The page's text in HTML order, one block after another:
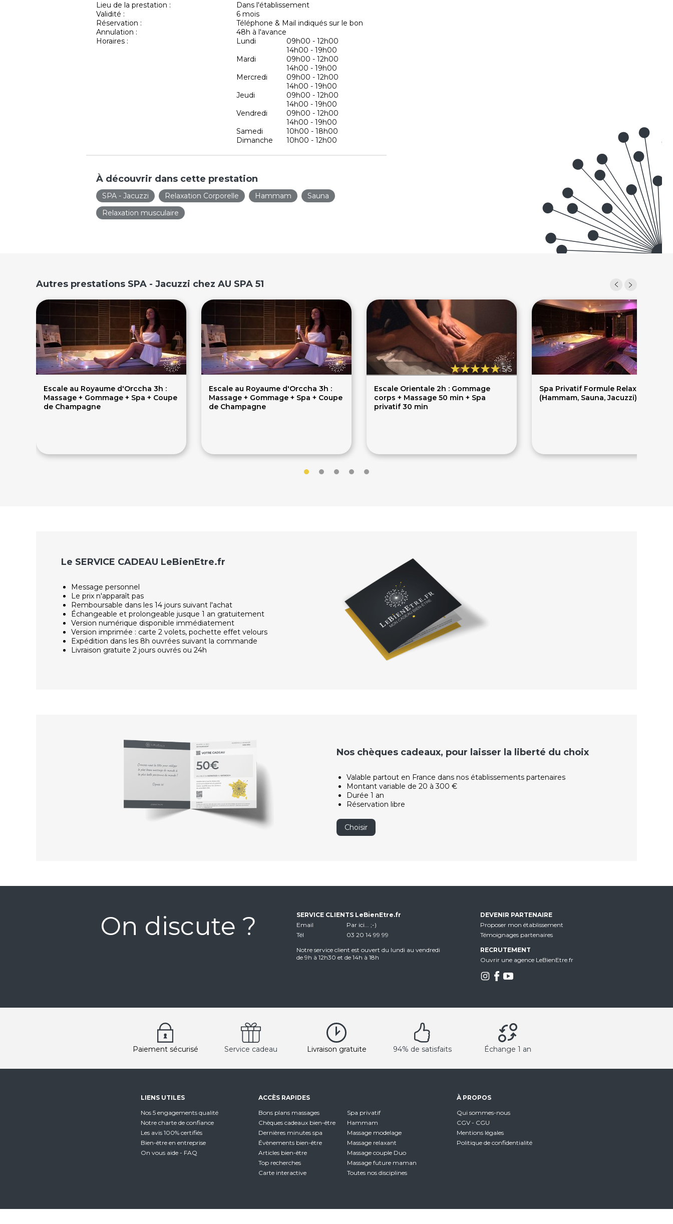
Lieu de la prestation :
Dans l'établissement
Validité :
6 mois
Réservation :
Téléphone & Mail indiqués sur le bon
Annulation :
48h à l'avance
Horaires :
Lundi
09h00 - 12h00
14h00 - 19h00
Mardi
09h00 - 12h00
14h00 - 19h00
Mercredi
09h00 - 12h00
14h00 - 19h00
Jeudi
09h00 - 12h00
14h00 - 19h00
Vendredi
09h00 - 12h00
14h00 - 19h00
Samedi
10h00 - 18h00
Dimanche
10h00 - 12h00
À découvrir dans cette prestation
SPA - Jacuzzi Relaxation Corporelle Hammam
Sauna
Relaxation musculaire
Autres prestations SPA - Jacuzzi chez AU SPA 51
Escale au Royaume d'Orccha 3h :
Massage + Gommage + Spa + Coupe
de Champagne
Escale au Royaume d'Orccha 3h :
Massage + Gommage + Spa + Coupe
de Champagne
5/5
Escale Orientale 2h : Gommage
corps + Massage 50 min + Spa
privatif 30 min
Spa Privatif Formule Relax
(Hammam, Sauna, Jacuzzi) - 1h/
Le SERVICE CADEAU LeBienEtre.fr
Message personnel
Le prix n'apparaît pas
Remboursable dans les 14 jours suivant l'achat
Échangeable et prolongeable jusque 1 an gratuitement
Version numérique disponible immédiatement
Version imprimée : carte 2 volets, pochette effet velours
Expédition dans les 8h ouvrées suivant la commande
Livraison gratuite 2 jours ouvrés ou 24h
Nos chèques cadeaux, pour laisser la liberté du choix
Valable partout en France dans nos établissements partenaires
Montant variable de 20 à 300 €
Durée 1 an
Réservation libre
Choisir
On discute ?
SERVICE CLIENTS LeBienEtre.fr
Email
Par ici... ;-)
Tél
03 20 14 99 99
Notre service client est ouvert du lundi au vendredi
de 9h à 12h30 et de 14h à 18h
DEVENIR PARTENAIRE
Proposer mon établissement
Témoignages partenaires
RECRUTEMENT
Ouvrir une agence LeBienEtre.fr
Paiement sécurisé Service cadeau Livraison gratuite 94% de satisfaits Échange 1 an
LIENS UTILES
Nos 5 engagements qualité
Notre charte de confiance
Les avis 100% certifiés
Bien-être en entreprise
On vous aide - FAQ
ACCÈS RAPIDES
Bons plans massages
Chèques cadeaux bien-être
Dernières minutes spa
Évènements bien-être
Articles bien-être
Top recherches
Carte interactive
Spa privatif
Hammam
Massage modelage
Massage relaxant
Massage couple Duo
Massage future maman
Toutes nos disciplines
À PROPOS
Qui sommes-nous
CGV - CGU
Mentions légales
Politique de confidentialité